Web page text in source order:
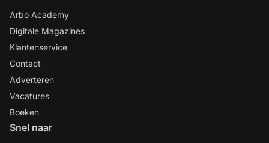
Arbo Academy
Digitale Magazines
Klantenservice
Contact
Adverteren
Vacatures
Boeken
Snel naar